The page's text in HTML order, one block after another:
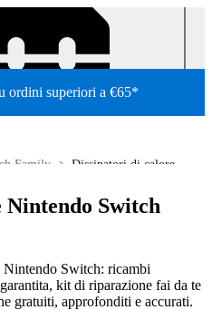
ordini superiori a €65*
Dissipatori di calore
Family
Switch
Switch: ricambi
kit di riparazione fai da te
gratuiti, approfonditi e accurati.